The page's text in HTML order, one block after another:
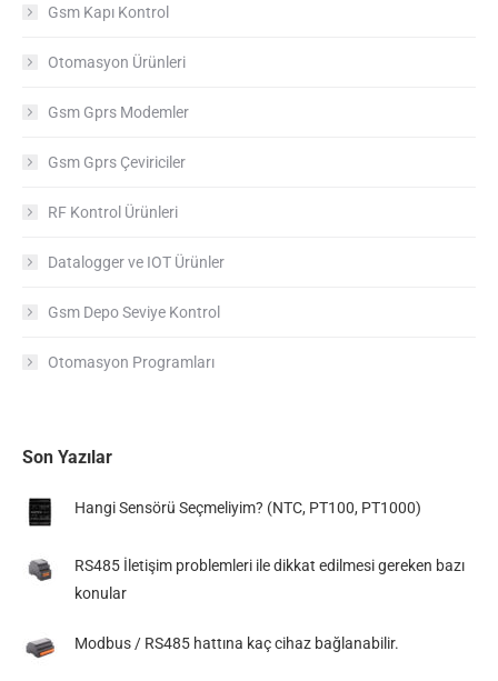
Gsm Kapı Kontrol
Otomasyon Ürünleri
Gsm Gprs Modemler
Gsm Gprs Çeviriciler
RF Kontrol Ürünleri
Datalogger ve IOT Ürünler
Gsm Depo Seviye Kontrol
Otomasyon Programları
Son Yazılar
Hangi Sensörü Seçmeliyim? (NTC, PT100, PT1000)
RS485 İletişim problemleri ile dikkat edilmesi gereken bazı
konular
Modbus / RS485 hattına kaç cihaz bağlanabilir.